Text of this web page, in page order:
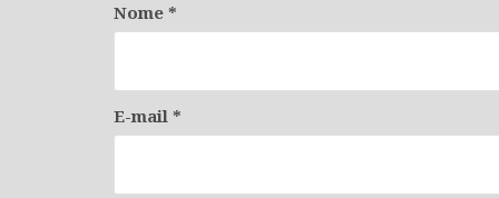
Nome *
E-mail *